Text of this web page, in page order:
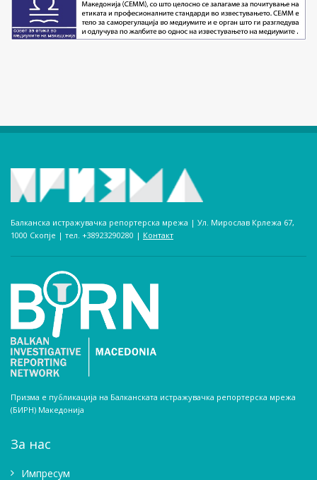
Балканска истражувачка репортерска мрежа | Ул. Мирослав Крлежа 67,
1000 Скопје | тел. +38923290280­ | Контакт
Призма е публикација на Балканската истражувачка репортерска мрежа
(БИРН) Македонија
За нас
Импресум